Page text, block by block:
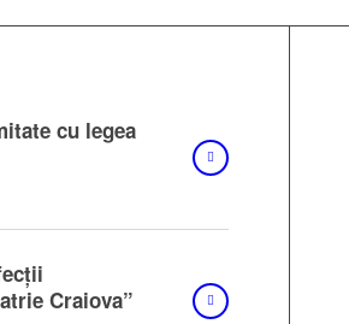
cu legea
Craiova”